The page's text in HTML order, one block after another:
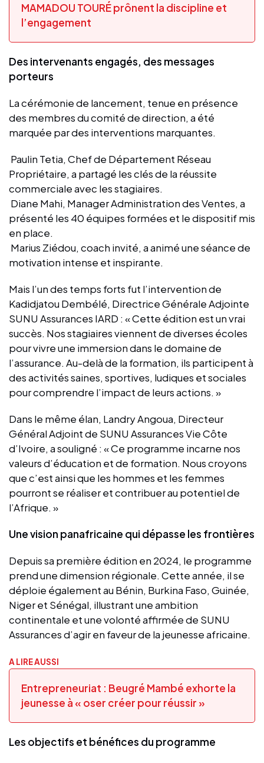
MAMADOU TOURÉ prônent la discipline et
l’engagement
Des intervenants engagés, des messages
porteurs
La cérémonie de lancement, tenue en présence
des membres du comité de direction, a été
marquée par des interventions marquantes.
Paulin Tetia, Chef de Département Réseau
Propriétaire, a partagé les clés de la réussite
commerciale avec les stagiaires.
Diane Mahi, Manager Administration des Ventes, a
présenté les 40 équipes formées et le dispositif mis
en place.
Marius Ziédou, coach invité, a animé une séance de
motivation intense et inspirante.
Mais l’un des temps forts fut l’intervention de
Kadidjatou Dembélé, Directrice Générale Adjointe
SUNU Assurances IARD : « Cette édition est un vrai
succès. Nos stagiaires viennent de diverses écoles
pour vivre une immersion dans le domaine de
l’assurance. Au-delà de la formation, ils participent à
des activités saines, sportives, ludiques et sociales
pour comprendre l’impact de leurs actions. »
Dans le même élan, Landry Angoua, Directeur
Général Adjoint de SUNU Assurances Vie Côte
d’Ivoire, a souligné : « Ce programme incarne nos
valeurs d’éducation et de formation. Nous croyons
que c’est ainsi que les hommes et les femmes
pourront se réaliser et contribuer au potentiel de
l’Afrique. »
Une vision panafricaine qui dépasse les frontières
Depuis sa première édition en 2024, le programme
prend une dimension régionale. Cette année, il se
déploie également au Bénin, Burkina Faso, Guinée,
Niger et Sénégal, illustrant une ambition
continentale et une volonté affirmée de SUNU
Assurances d’agir en faveur de la jeunesse africaine.
A LIRE AUSSI
Entrepreneuriat : Beugré Mambé exhorte la
jeunesse à « oser créer pour réussir »
Les objectifs et bénéfices du programme